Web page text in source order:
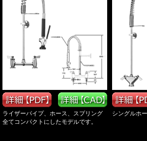
ライザーパイプ、ホース、スプリング
全てコンパクトにしたモデルです。
シングルホ